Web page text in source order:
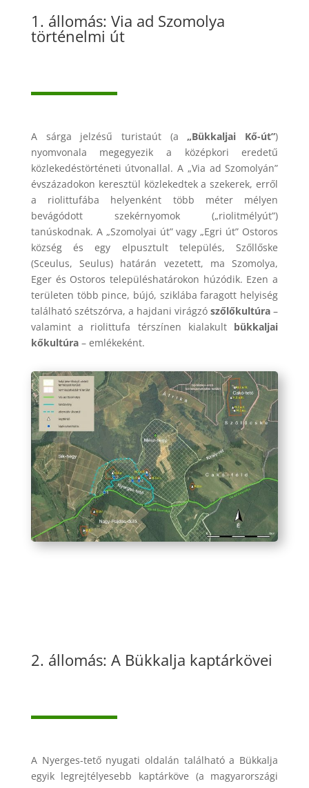
1. állomás: Via ad Szomolya
történelmi út
A sárga jelzésű turistaút (a „Bükkaljai Kő-út”)
nyomvonala megegyezik a középkori eredetű
közlekedéstörténeti útvonallal. A „Via ad Szomolyán”
évszázadokon keresztül közlekedtek a szekerek, erről
a riolittufába helyenként több méter mélyen
bevágódott szekérnyomok („riolitmélyút”)
tanúskodnak. A „Szomolyai út” vagy „Egri út” Ostoros
község és egy elpusztult település, Szőllőske
(Sceulus, Seulus) határán vezetett, ma Szomolya,
Eger és Ostoros településhatárokon húzódik. Ezen a
területen több pince, bújó, sziklába faragott helyiség
található szétszórva, a hajdani virágzószőlőkultúra –
valamint a riolittufa térszínen kialakult bükkaljai
kőkultúra– emlékeként.
2. állomás: A Bükkalja kaptárkövei
A Nyerges-tető nyugati oldalán található a Bükkalja
egyik legrejtélyesebb kaptárköve (a magyarországi